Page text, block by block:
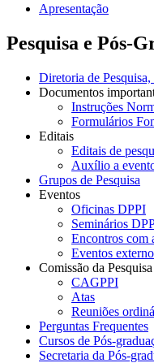
Apresentação
Pesquisa e Pós-
Diretoria de
Documentos
Instruções
Formulários
Editais
Editais de
Auxílio a
Grupos de Pesquisa
Eventos
Oficinas DPPI
Seminários
Encontros com
Eventos
Comissão da Pesquisa
CAGPPI
Atas
Reuniões
Perguntas Frequentes
Cursos de Pós-
Secretaria da Pós-